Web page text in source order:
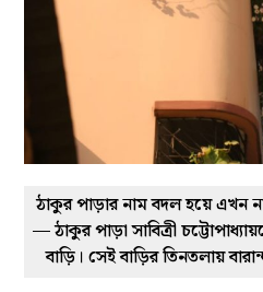
ঠাকুর পাড়ার নাম বদল হয়ে এখন
— ঠাকুর পাড়া সাবিত্রী
বাড়ি। সেই বাড়ির তিনতলায়